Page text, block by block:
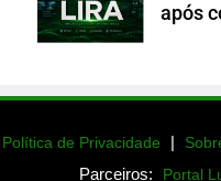
após
Política de Privacidade |
Parceiros: Portal